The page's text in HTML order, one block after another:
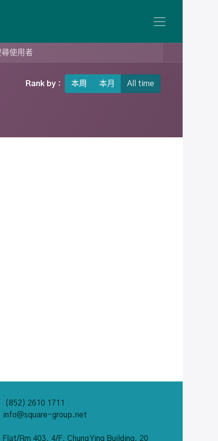
Rank by : 本周 本月 All time
(852) 2610 1711
info@square-group.net
Flat/Rm 403, 4/F, Chung Ying Building, 20